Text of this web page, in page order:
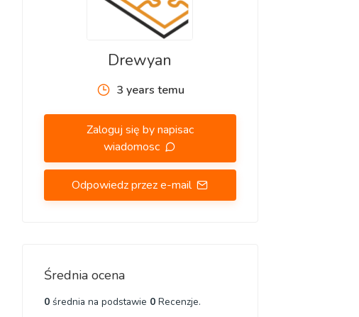
Drewyan
3 years temu
Zaloguj się by napisac
wiadomosc
Odpowiedz przez e-mail
Średnia ocena
0średnia na podstawie 0Recenzje.